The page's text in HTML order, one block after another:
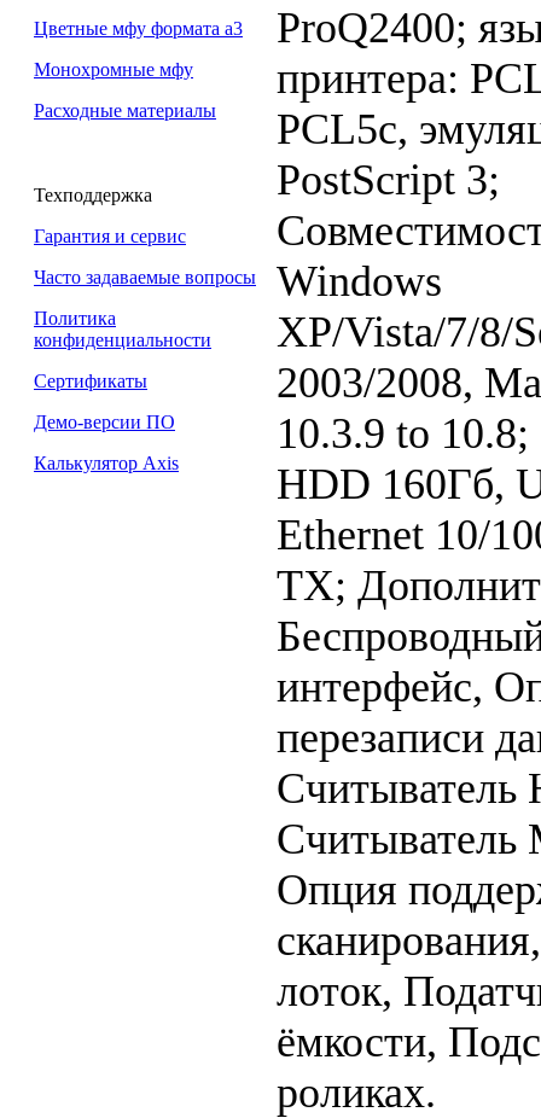
Цветные мфу формата а3
Монохромные мфу
Расходные материалы
Техподдержка
Гарантия и сервис
Часто задаваемые вопросы
Политика
конфиденциальности
Сертификаты
Демо-версии ПО
Калькулятор Axis
ProQ2400;
принтера:
PCL5c,
PostScript 3;
Windows
XP/Vista/7/8/
2003/2008,
10.3.9 to
HDD 160Гб,
Ethernet 10/
TX;
интерфейс,
перезаписи
Считыватель
Считыватель
Опция
лоток,
ёмкости,
роликах.